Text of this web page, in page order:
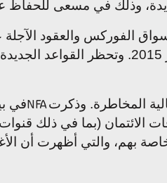
وذلك في مسعى للحفاظ
الفوركس والعقود الآجلة
، على أن يبدأ سريان القواعد الجديدة في نهاية
المخاطرة. وذكرتNFAفي
الائتمان (بما في ذلك
بهم، والتي أظهرت أن